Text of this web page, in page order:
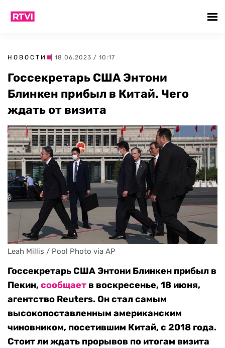
НОВОСТИ | 18.06.2023 / 10:17
Госсекретарь США Энтони
Блинкен прибыл в Китай. Чего
ждать от визита
Leah Millis / Pool Photo via AP
Госсекретарь США Энтони Блинкен прибыл в
Пекин,сообщает в воскресенье, 18 июня,
агентство Reuters. Он стал самым
высокопоставленным американским
чиновником, посетившим Китай, с 2018 года.
Стоит ли ждать прорывов по итогам визита